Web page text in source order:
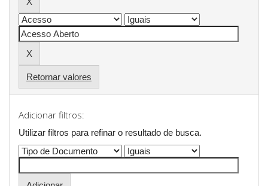
Retornar valores
Adicionar filtros:
Utilizar filtros para refinar o resultado de busca.